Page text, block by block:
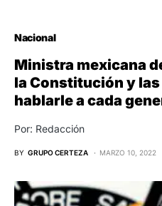
Nacional
Ministra mexicana
la Constitución y
hablarle a cada
Por: Redacción
BY GRUPO CERTEZA MARZO 10, 2022